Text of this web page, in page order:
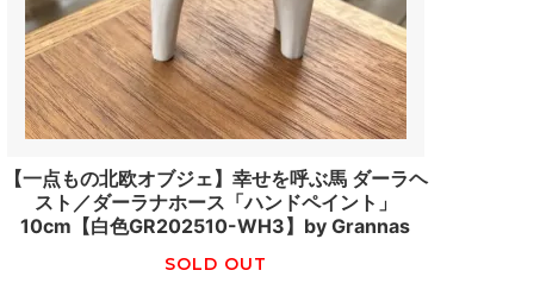
【一点もの北欧オブジェ】幸せを呼ぶ馬 ダーラヘ
スト／ダーラナホース「ハンドペイント」
10cm【白色GR202510-WH3】by Grannas
SOLD OUT